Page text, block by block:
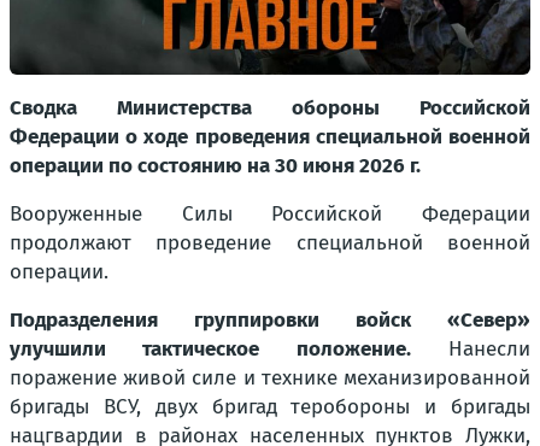
Сводка Министерства обороны Российской
Федерации о ходе проведения специальной военной
операции по состоянию на 30 июня 2026 г.
Вооруженные Силы Российской Федерации
продолжают проведение специальной военной
операции.
Подразделения группировки войск «Север»
улучшили тактическое положение.Нанесли
поражение живой силе и технике механизированной
бригады ВСУ, двух бригад теробороны и бригады
нацгвардии в районах населенных пунктов Лужки,